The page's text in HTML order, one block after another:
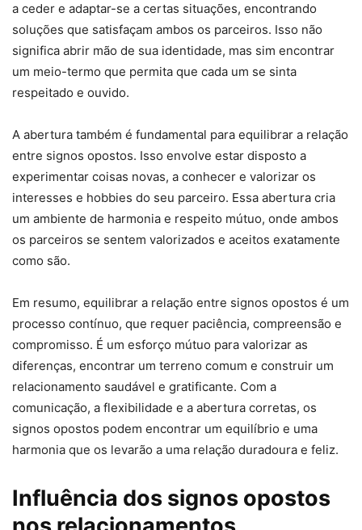
a ceder e adaptar-se a certas situações, encontrando
soluções que satisfaçam ambos os parceiros. Isso não
significa abrir mão de sua identidade, mas sim encontrar
um meio-termo que permita que cada um se sinta
respeitado e ouvido.
A abertura também é fundamental para equilibrar a relação
entre signos opostos. Isso envolve estar disposto a
experimentar coisas novas, a conhecer e valorizar os
interesses e hobbies do seu parceiro. Essa abertura cria
um ambiente de harmonia e respeito mútuo, onde ambos
os parceiros se sentem valorizados e aceitos exatamente
como são.
Em resumo, equilibrar a relação entre signos opostos é um
processo contínuo, que requer paciência, compreensão e
compromisso. É um esforço mútuo para valorizar as
diferenças, encontrar um terreno comum e construir um
relacionamento saudável e gratificante. Com a
comunicação, a flexibilidade e a abertura corretas, os
signos opostos podem encontrar um equilíbrio e uma
harmonia que os levarão a uma relação duradoura e feliz.
Influência dos signos opostos